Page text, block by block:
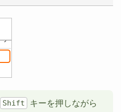
Shift
キーを押しながら